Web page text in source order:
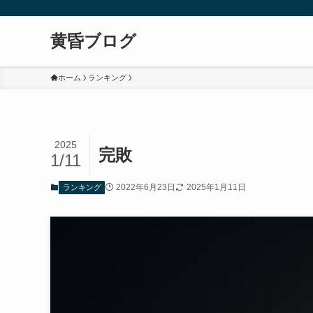
黄昏ブログ
ホーム ランキング
完敗
2025
1/11
ランキング 2022年6月23日 2025年1月11日